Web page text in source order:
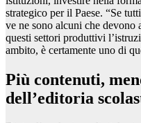
strategico per il Paese. “Se
ve ne sono alcuni che devono
questi settori produttivi
ambito, è certamente uno di
Più contenuti,
dell’editoria